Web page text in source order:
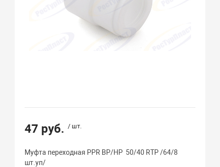
47 руб. / шт.
Муфта переходная PPR ВР/НР 50/40 RTP /64/8
шт.уп/